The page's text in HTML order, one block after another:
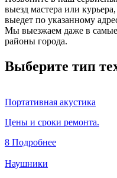
выезд мастера или
выедет по указанному
Мы выезжаем даже в
районы города.
Выберите тип
Портативная акустика
Цены и сроки ремонта.
8 Подробнее
Наушники